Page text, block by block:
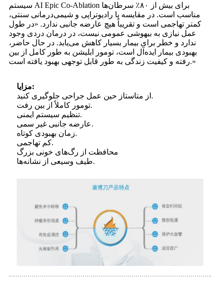
سیستم AI Epic Co-Ablation برای بیش از ۸۰٪ سرطان‌ها
مناسب است. در مقایسه با رادیوتراپی و شیمی‌درمانی سنتی،
کمتر تهاجمی است و تقریباً هیچ عارضه جانبی ندارد. «در طول
عمل نیازی به بیهوشی عمومی نیست، در درمان دردی وجود
ندارد و خطر برای بیمار بسیار کاهش می‌یابد. در حال حاضر،
بهبودی بیمار ایده‌آل است، تومور ابلیشن به طور کامل از بین
رفته و کیفیت زندگی به طور قابل توجهی بهبود یافته است.»
مزایا:
از متاستاز حین عمل جراحی جلوگیری کنید.
تومور کاملاً از بین رفت.
تنظیم سیستم ایمنی.
عارضه جانبی غیر سمی.
زمان بهبودی کوتاه.
کم تهاجمی.
محافظت از رگ‌های خونی بزرگ
طیف وسیعی از نشانه‌ها.